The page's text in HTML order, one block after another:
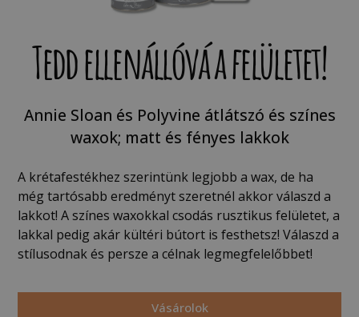
Tedd ellenállóvá a felületet!
Annie Sloan és Polyvine átlátszó és színes
waxok; matt és fényes lakkok
A krétafestékhez szerintünk legjobb a wax, de ha
még tartósabb eredményt szeretnél akkor válaszd a
lakkot! A színes waxokkal csodás rusztikus felületet, a
lakkal pedig akár kültéri bútort is festhetsz! Válaszd a
stílusodnak és persze a célnak legmegfelelőbbet!
Vásárolok